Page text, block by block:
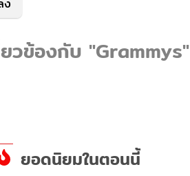
ง
วข้องกับ "Grammys"
ยอดนิยมในตอนนี้